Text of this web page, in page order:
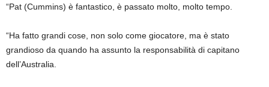
“Pat (Cummins) è fantastico, è passato molto, molto tempo.
“Ha fatto grandi cose, non solo come giocatore, ma è stato
grandioso da quando ha assunto la responsabilità di capitano
dell’Australia.